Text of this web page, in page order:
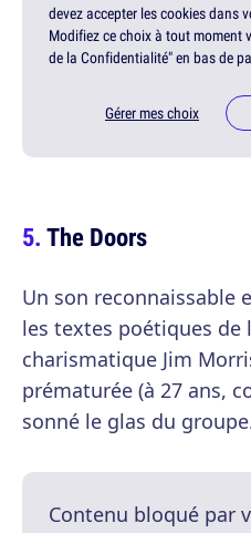
devez accepter les cookies dans
Modifiez ce choix à tout moment
de la Confidentialité" en bas de
Gérer mes choix
The Doors
Un son reconnaissable
les textes poétiques de
charismatique Jim
prématurée (à 27 ans,
sonné le glas du
Contenu bloqué par